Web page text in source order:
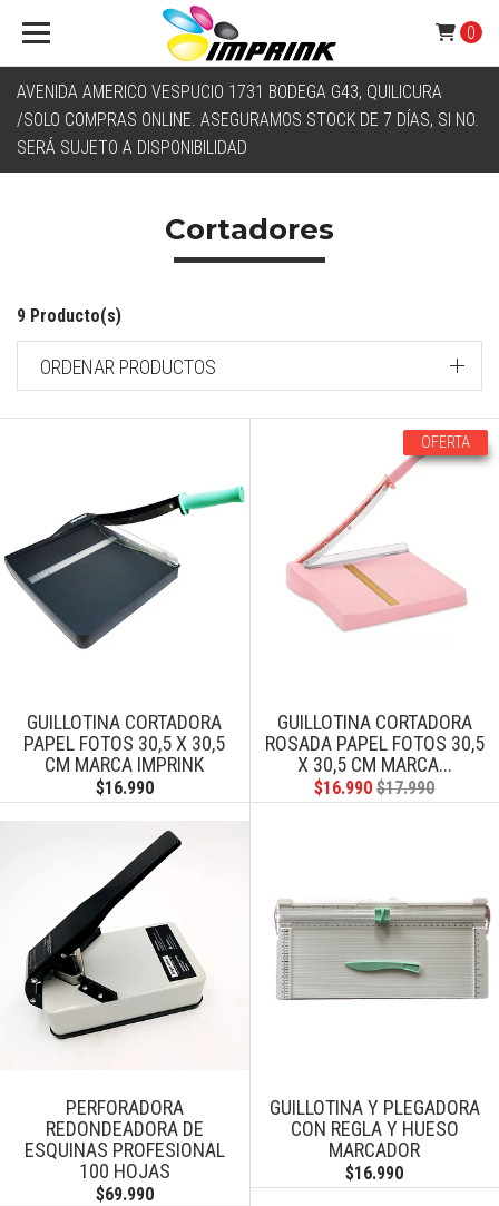
AVENIDA AMERICO VESPUCIO 1731 BODEGA G43, QUILICURA
/SOLO COMPRAS ONLINE. ASEGURAMOS STOCK DE 7 DÍAS, SI NO.
SERÁ SUJETO A DISPONIBILIDAD
0
Cortadores
9 Producto(s)
ORDENAR PRODUCTOS
GUILLOTINA CORTADORA
PAPEL FOTOS 30,5 X 30,5
CM MARCA IMPRINK
$16.990
OFERTA
GUILLOTINA CORTADORA
ROSADA PAPEL FOTOS 30,5
X 30,5 CM MARCA...
$16.990 $17.990
PERFORADORA
REDONDEADORA DE
ESQUINAS PROFESIONAL
100 HOJAS
$69.990
GUILLOTINA Y PLEGADORA
CON REGLA Y HUESO
MARCADOR
$16.990